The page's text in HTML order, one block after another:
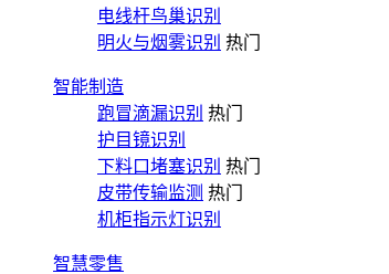
电线杆鸟巢识别
明火与烟雾识别 热门
智能制造
跑冒滴漏识别 热门
护目镜识别
下料口堵塞识别 热门
皮带传输监测 热门
机柜指示灯识别
智慧零售